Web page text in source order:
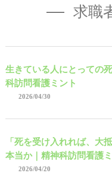
求職
生きている人にとっての
科訪問看護ミント
2026/04/30
「死を受け入れれば、大
本当か｜精神科訪問看護
2026/04/20